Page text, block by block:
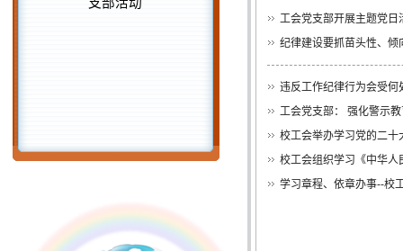
工会党支部开展主题党日
纪律建设要抓苗头性、倾
违反工作纪律行为会受何
工会党支部： 强化警示
校工会举办学习党的二十
校工会组织学习《中华人
学习章程、依章办事--校